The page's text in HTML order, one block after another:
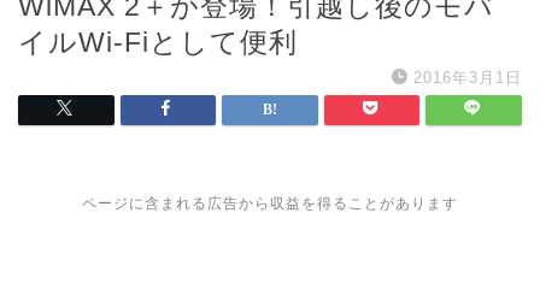
イルWi-Fiとして便利
2016年3月1日
ページに含まれる広告から収益を得ることがあります